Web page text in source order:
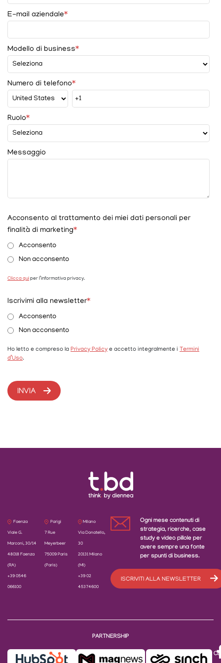
E-mail aziendale*
Modello di business*
Numero di telefono*
Ruolo*
Messaggio
Acconsento al trattamento dei miei dati personali per
finalità di marketing*
Acconsento
Non acconsento
Clicca qui per l’informativa privacy.
Iscrivimi alla newsletter*
Acconsento
Non acconsento
Ho letto e compreso la Privacy Policy e accetto integralmente i Termini
d’Uso.
Faenza
Viale G.
Marconi, 30/14
48018 Faenza
(RA)
+39 0546
066100
Parigi
7 Rue
Meyerbeer
75009 Paris
(Paris)
Milano
Via Donatello,
30
20131 Milano
(MI)
+39 02
45374600
Ogni mese contenuti di
strategia, ricerche, case
study e video pillole per
avere sempre una fonte
per spunti di business.
ISCRIVITI ALLA NEWSLETTER
PARTNERSHIP